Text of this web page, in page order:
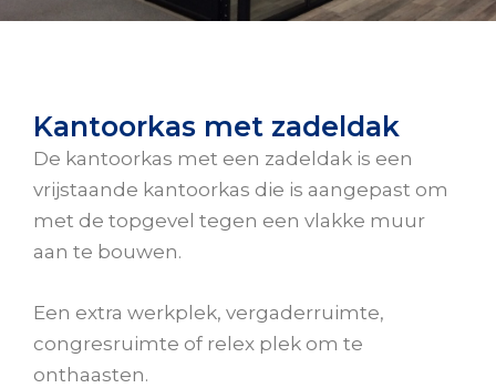
Kantoorkas met zadeldak
De kantoorkas met een zadeldak is een
vrijstaande kantoorkas die is aangepast om
met de topgevel tegen een vlakke muur
aan te bouwen.
Een extra werkplek, vergaderruimte,
congresruimte of relex plek om te
onthaasten.